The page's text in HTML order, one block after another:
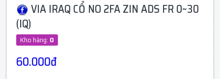
VIA IRAQ CỔ NO 2FA ZIN ADS FR 0~30
(IQ)
Kho hàng: 0
60.000đ